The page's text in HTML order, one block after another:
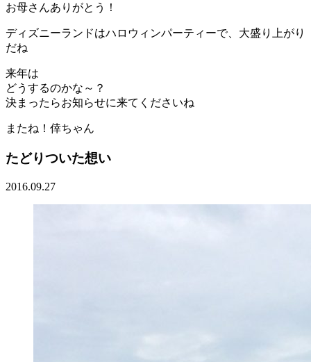
お母さんありがとう！
ディズニーランドはハロウィンパーティーで、大盛り上がり
だね
来年は
どうするのかな～？
決まったらお知らせに来てくださいね
またね！倖ちゃん
たどりついた想い
2016.09.27